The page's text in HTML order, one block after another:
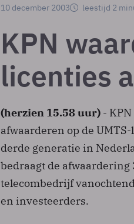
10 december 2003 leestijd 2
KPN
licenties
(herzien 15.58 uur) -
afwaarderen op de
derde generatie in
bedraagt de
telecombedrijf
en investeerders.